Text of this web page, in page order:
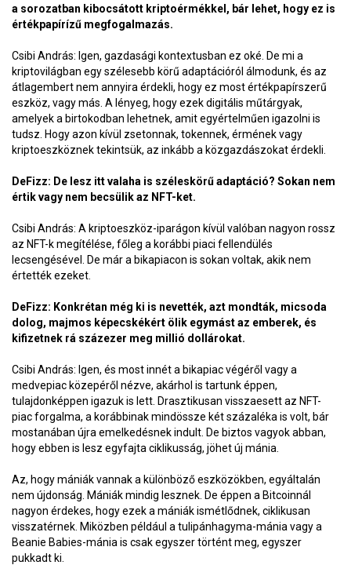
a sorozatban kibocsátott kriptoérmékkel, bár lehet, hogy ez is
értékpapírízű megfogalmazás.
Csibi András: Igen, gazdasági kontextusban ez oké. De mi a
kriptovilágban egy szélesebb körű adaptációról álmodunk, és az
átlagembert nem annyira érdekli, hogy ez most értékpapírszerű
eszköz, vagy más. A lényeg, hogy ezek digitális műtárgyak,
amelyek a birtokodban lehetnek, amit egyértelműen igazolni is
tudsz. Hogy azon kívül zsetonnak, tokennek, érmének vagy
kriptoeszköznek tekintsük, az inkább a közgazdászokat érdekli.
DeFizz: De lesz itt valaha is széleskörű adaptáció? Sokan nem
értik vagy nem becsülik az NFT-ket.
Csibi András: A kriptoeszköz-iparágon kívül valóban nagyon rossz
az NFT-k megítélése, főleg a korábbi piaci fellendülés
lecsengésével. De már a bikapiacon is sokan voltak, akik nem
értették ezeket.
DeFizz: Konkrétan még ki is nevették, azt mondták, micsoda
dolog, majmos képecskékért ölik egymást az emberek, és
kifizetnek rá százezer meg millió dollárokat.
Csibi András: Igen, és most innét a bikapiac végéről vagy a
medvepiac közepéről nézve, akárhol is tartunk éppen,
tulajdonképpen igazuk is lett. Drasztikusan visszaesett az NFT-
piac forgalma, a korábbinak mindössze két százaléka is volt, bár
mostanában újra emelkedésnek indult. De biztos vagyok abban,
hogy ebben is lesz egyfajta ciklikusság, jöhet új mánia.
Az, hogy mániák vannak a különböző eszközökben, egyáltalán
nem újdonság. Mániák mindig lesznek. De éppen a Bitcoinnál
nagyon érdekes, hogy ezek a mániák ismétlődnek, ciklikusan
visszatérnek. Miközben például a tulipánhagyma-mánia vagy a
Beanie Babies-mánia is csak egyszer történt meg, egyszer
pukkadt ki.